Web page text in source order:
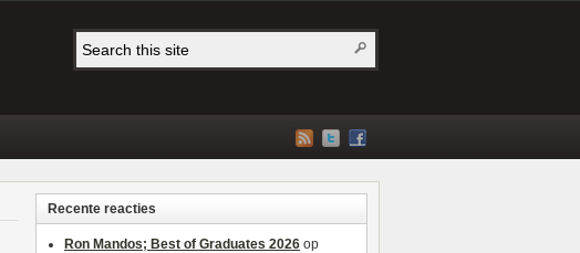
Recente reacties
Ron Mandos; Best of Graduates 2026 op